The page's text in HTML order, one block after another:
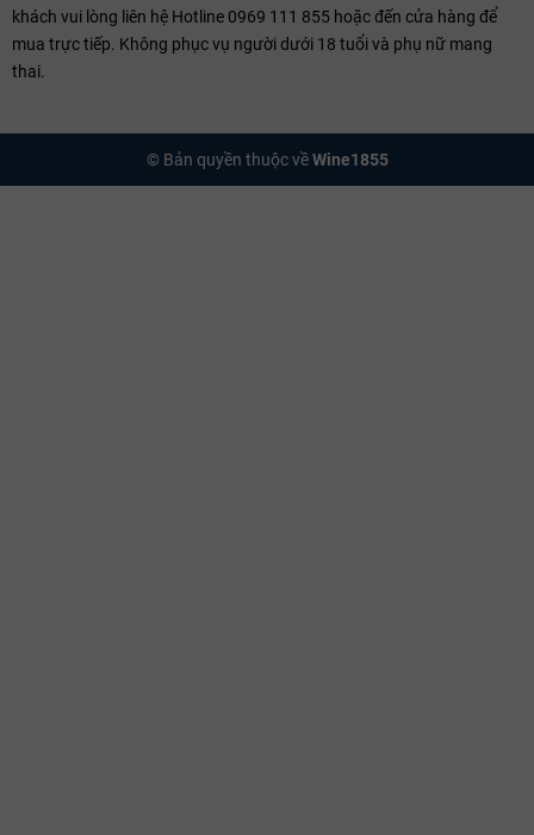
khách vui lòng liên hệ Hotline 0969 111 855 hoặc đến cửa hàng để
mua trực tiếp. Không phục vụ người dưới 18 tuổi và phụ nữ mang
thai.
© Bản quyền thuộc vềWine1855